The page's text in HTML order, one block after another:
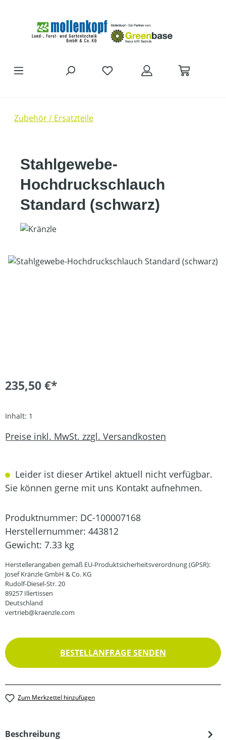
Zubehör / Ersatzteile
Stahlgewebe-
Hochdruckschlauch
Standard (schwarz)
Bildergalerie überspringen
235,50 €*
Inhalt: 1
Preise inkl. MwSt. zzgl. Versandkosten
Leider ist dieser Artikel aktuell nicht verfügbar.
Sie können gerne mit uns Kontakt aufnehmen.
Produktnummer: DC-100007168
Herstellernummer: 443812
Gewicht: 7.33 kg
Herstellerangaben gemäß EU-Produktsicherheitsverordnung (GPSR):
Josef Kränzle GmbH & Co. KG
Rudolf-Diesel-Str. 20
89257 Illertissen
Deutschland
vertrieb@kraenzle.com
BESTELLANFRAGE SENDEN
Zum Merkzettel hinzufügen
Beschreibung